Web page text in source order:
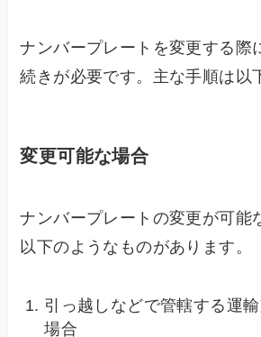
ナンバープレートを変更する際
続きが必要です。主な手順は以
変更可能な場合
ナンバープレートの変更が可能
以下のようなものがあります。
引っ越しなどで管轄する運
場合